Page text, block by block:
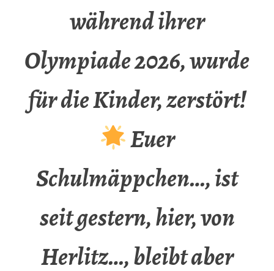
während ihrer
Olympiade 2026, wurde
für die Kinder, zerstört!
Euer
Schulmäppchen…, ist
seit gestern, hier, von
Herlitz…, bleibt aber